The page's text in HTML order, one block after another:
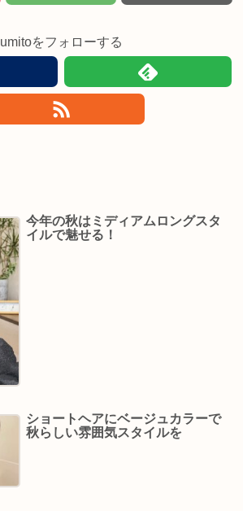
umitoをフォローする
今年の秋はミディアムロングスタ
イルで魅せる！
ショートヘアにベージュカラーで
秋らしい雰囲気スタイルを